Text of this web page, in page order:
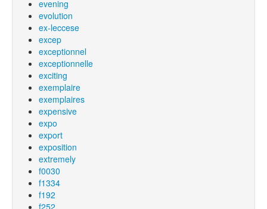
evening
evolution
ex-leccese
excep
exceptionnel
exceptionnelle
exciting
exemplaire
exemplaires
expensive
expo
export
exposition
extremely
f0030
f1334
f192